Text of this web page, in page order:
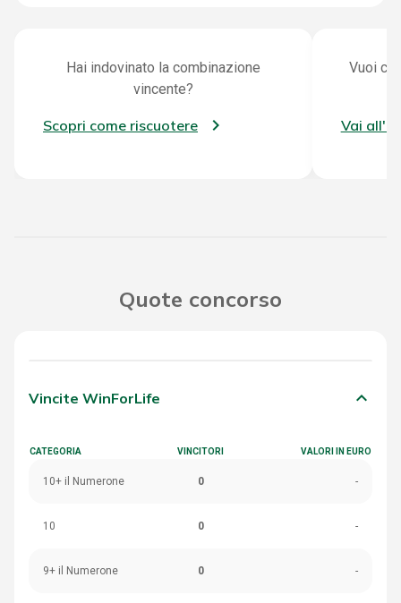
Hai indovinato la combinazione
vincente?
Scopri come riscuotere
Vuoi
Vai
Quote concorso
Vincite WinForLife keyboard_arrow_down
CATEGORIA VINCITORI VALORI IN EURO
10+ il Numerone 0 -
10 0 -
9+ il Numerone 0 -